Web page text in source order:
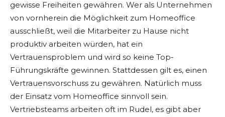
gewisse Freiheiten gewähren. Wer als Unternehmen
von vornherein die Möglichkeit zum Homeoffice
ausschließt, weil die Mitarbeiter zu Hause nicht
produktiv arbeiten würden, hat ein
Vertrauensproblem und wird so keine Top-
Führungskräfte gewinnen. Stattdessen gilt es, einen
Vertrauensvorschuss zu gewähren. Natürlich muss
der Einsatz vom Homeoffice sinnvoll sein.
Vertriebsteams arbeiten oft im Rudel, es gibt aber